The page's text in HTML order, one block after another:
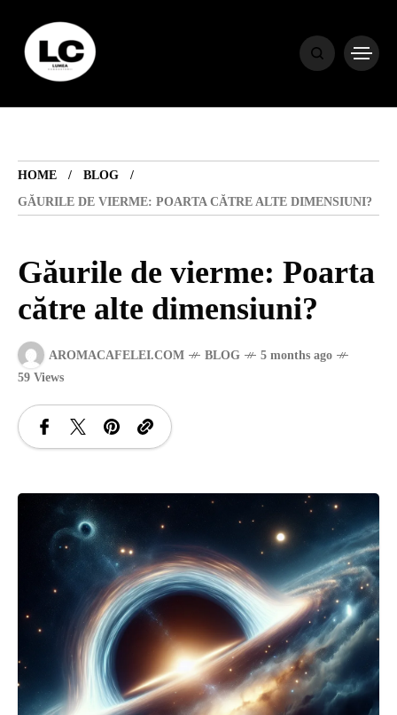
HOME
BLOG
GĂURILE DE VIERME: POARTA CĂTRE ALTE DIMENSIUNI?
Găurile de vierme: Poarta
către alte dimensiuni?
AROMACAFELEI.COM BLOG
5 months ago
59 Views
HOME
BLOG
HOROSCOP
ENGLISH
CONTENT
TRAVEL
SANATATE
SI
INGRIJIRE
ISTORIE
NATURĂ